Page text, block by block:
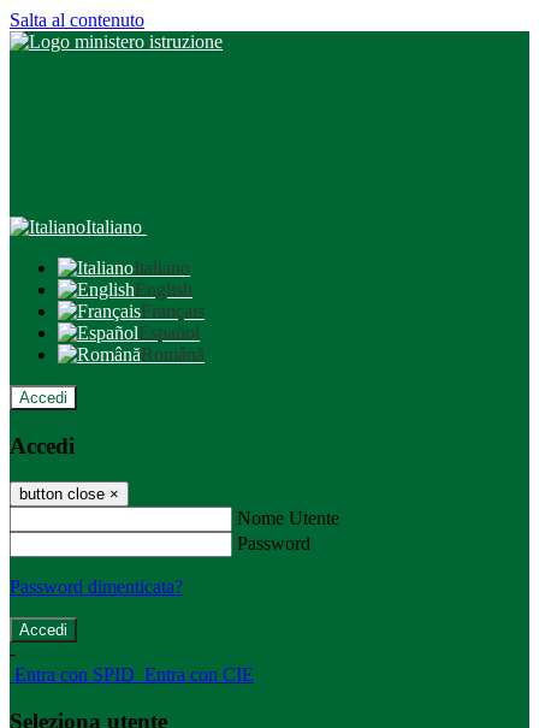
Salta al contenuto
Italiano
Italiano
English
Français
Español
Română
Accedi
Accedi
button close ×
Nome Utente
Password
Password dimenticata?
-
Entra con SPID Entra con CIE
Seleziona utente